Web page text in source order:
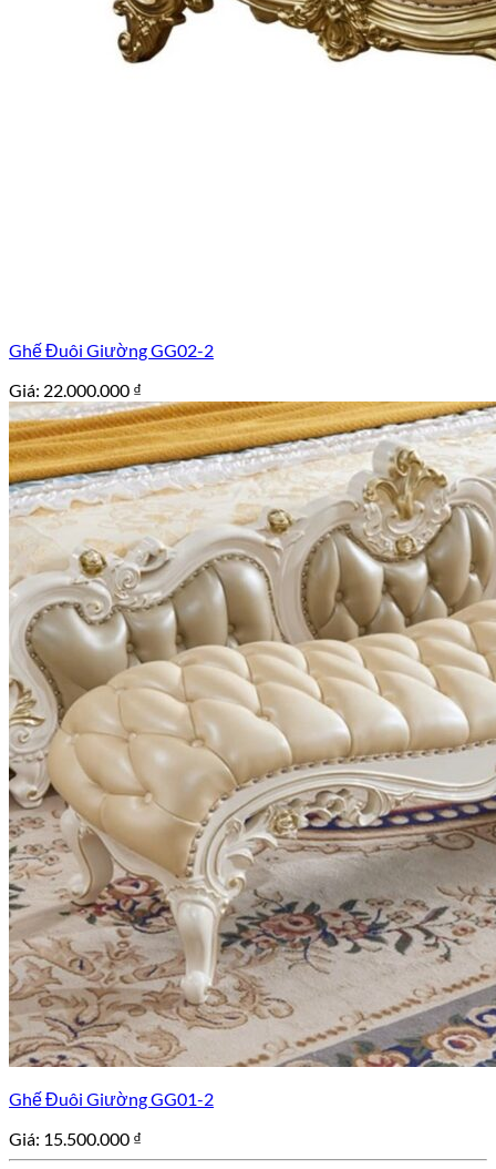
Ghế Đuôi Giường GG02-2
Giá: 22.000.000 ₫
Ghế Đuôi Giường GG01-2
Giá: 15.500.000 ₫